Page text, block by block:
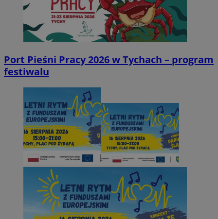
Port Pieśni Pracy 2026 w Tychach – program
festiwalu